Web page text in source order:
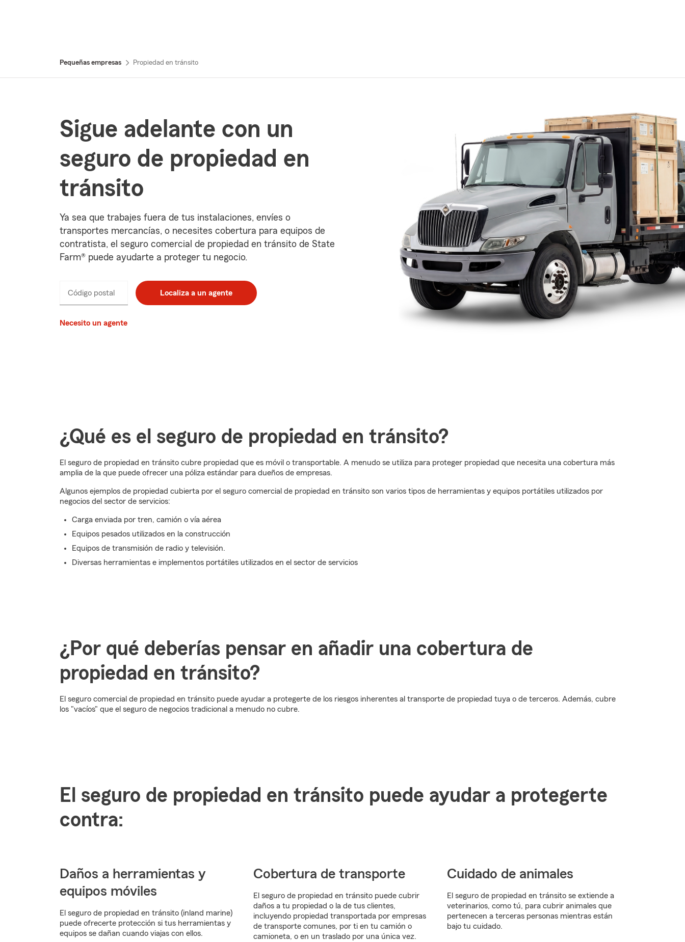
Pequeñas empresas Propiedad en tránsito
Sigue adelante con un
seguro de propiedad en
tránsito
Ya sea que trabajes fuera de tus instalaciones, envíes o
transportes mercancías, o necesites cobertura para equipos de
contratista, el seguro comercial de propiedad en tránsito de State
Farm® puede ayudarte a proteger tu negocio.
Código postal Localiza a un agente
Necesito un agente
¿Qué es el seguro de propiedad en tránsito?
El seguro de propiedad en tránsito cubre propiedad que es móvil o transportable. A menudo se utiliza para proteger propiedad que necesita una cobertura más
amplia de la que puede ofrecer una póliza estándar para dueños de empresas.
Algunos ejemplos de propiedad cubierta por el seguro comercial de propiedad en tránsito son varios tipos de herramientas y equipos portátiles utilizados por
negocios del sector de servicios:
Carga enviada por tren, camión o vía aérea
Equipos pesados utilizados en la construcción
Equipos de transmisión de radio y televisión.
Diversas herramientas e implementos portátiles utilizados en el sector de servicios
¿Por qué deberías pensar en añadir una cobertura de
propiedad en tránsito?
El seguro comercial de propiedad en tránsito puede ayudar a protegerte de los riesgos inherentes al transporte de propiedad tuya o de terceros. Además, cubre
los "vacíos" que el seguro de negocios tradicional a menudo no cubre.
El seguro de propiedad en tránsito puede ayudar a protegerte
contra:
Daños a herramientas y
equipos móviles
El seguro de propiedad en tránsito (inland marine)
puede ofrecerte protección si tus herramientas y
equipos se dañan cuando viajas con ellos.
Cobertura de transporte
El seguro de propiedad en tránsito puede cubrir
daños a tu propiedad o la de tus clientes,
incluyendo propiedad transportada por empresas
de transporte comunes, por ti en tu camión o
camioneta, o en un traslado por una única vez.
Cuidado de animales
El seguro de propiedad en tránsito se extiende a
veterinarios, como tú, para cubrir animales que
pertenecen a terceras personas mientras están
bajo tu cuidado.